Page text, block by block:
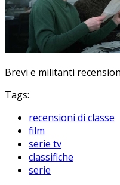
Brevi e militanti
Tags:
recensioni di classe
film
serie tv
classifiche
serie